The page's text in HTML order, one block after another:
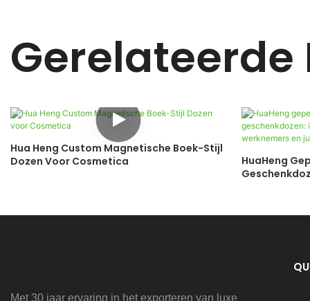
Gerelateerde
Hua Heng Custom Magnetische Boek-Stijl
Dozen Voor Cosmetica
HuaHeng
Met 30 jaar ervaring in het exporteren van luxe